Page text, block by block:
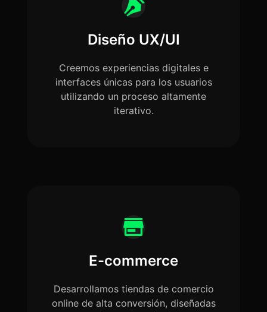
Diseño UX/UI
Creemos experiencias digitales e
interfaces únicas para los usuarios
utilizando un proceso altamente
iterativo.
E-commerce
Desarrollamos tiendas de comercio
online de alta conversión, diseñadas